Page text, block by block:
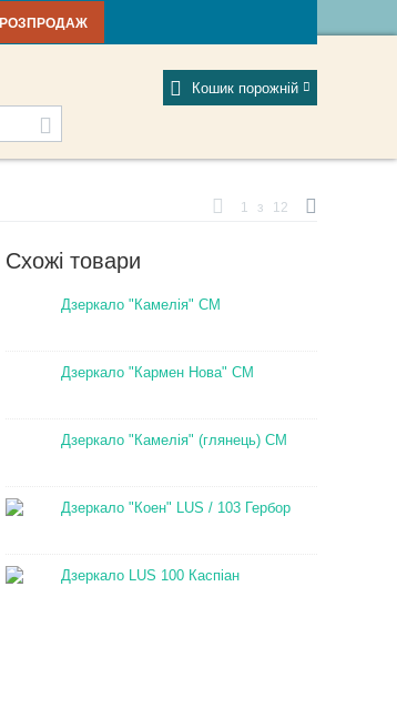
Фабрики
Кошик порожній
РОЗПРОДАЖ
1 з 12
Схожі товари
Дзеркало "Камелія" СМ
Дзеркало "Кармен Нова" СМ
Дзеркало "Камелія" (глянець) СМ
Дзеркало "Коен" LUS / 103 Гербор
Дзеркало LUS 100 Каспіан